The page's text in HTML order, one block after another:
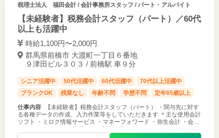
税理士法人 福田会計/ 会計事務所スタッフ / パート・アルバイト
【未経験者】税務会計スタッフ（パート）／60代
以上も活躍中
時給1,100円〜2,000円
群馬県前橋市 大渡町一丁目６番地
９津田ビル３０３ / 前橋駅 車９分
シニア活躍中 50代活躍中 60代活躍中
70代以上活躍中
ブランクOK
残業なし 年齢不問 学歴不問 定年65歳以上
仕事内容
【未経験者】税務会計スタッフ（パート） ・関与先に対す
る各種データの作成、入力作業等をしていただきます ＊主な使用会計
ソフト ・ミロク情報サービス ・マネーフォワード ・弥生会計 ・会計